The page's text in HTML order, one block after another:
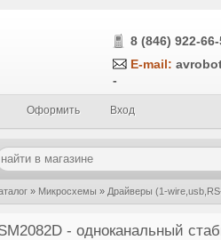
8 (846) 922-66-
E-mail:
-
Оформить Вход
» Микросхемы » Драйверы (1-
- одноканальный